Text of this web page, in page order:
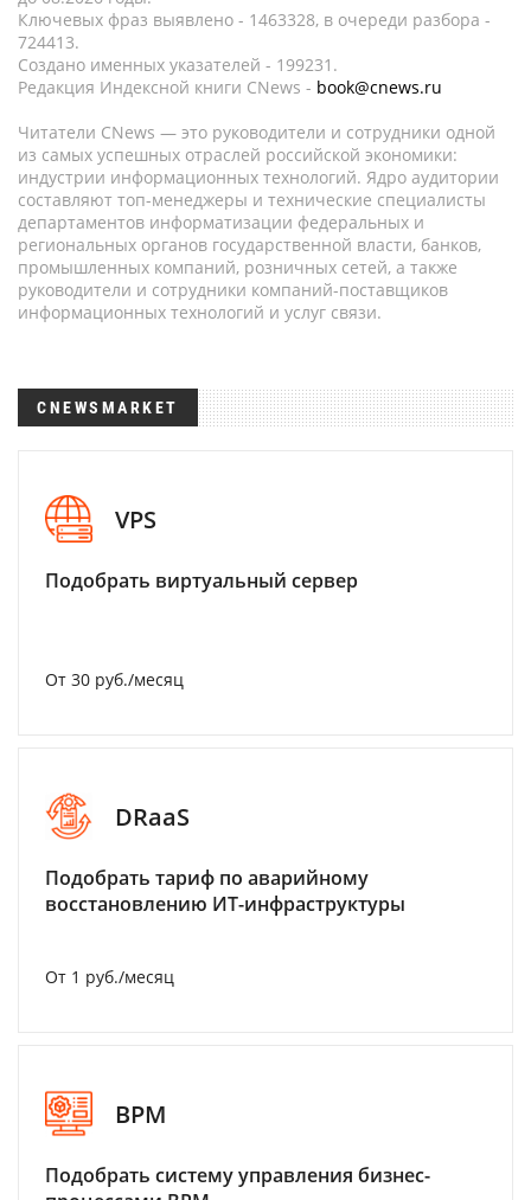
Ключевых фраз выявлено - 1463328, в очереди разбора -
724413.
Создано именных указателей - 199231.
Редакция Индексной книги CNews - book@cnews.ru
Читатели CNews — это руководители и сотрудники одной
из самых успешных отраслей российской экономики:
индустрии информационных технологий. Ядро аудитории
составляют топ-менеджеры и технические специалисты
департаментов информатизации федеральных и
региональных органов государственной власти, банков,
промышленных компаний, розничных сетей, а также
руководители и сотрудники компаний-поставщиков
информационных технологий и услуг связи.
CNEWSMARKET
VPS
Подобрать виртуальный сервер
От 30 руб./месяц
DRaaS
Подобрать тариф по аварийному
восстановлению ИТ-инфраструктуры
От 1 руб./месяц
BPM
Подобрать систему управления бизнес-